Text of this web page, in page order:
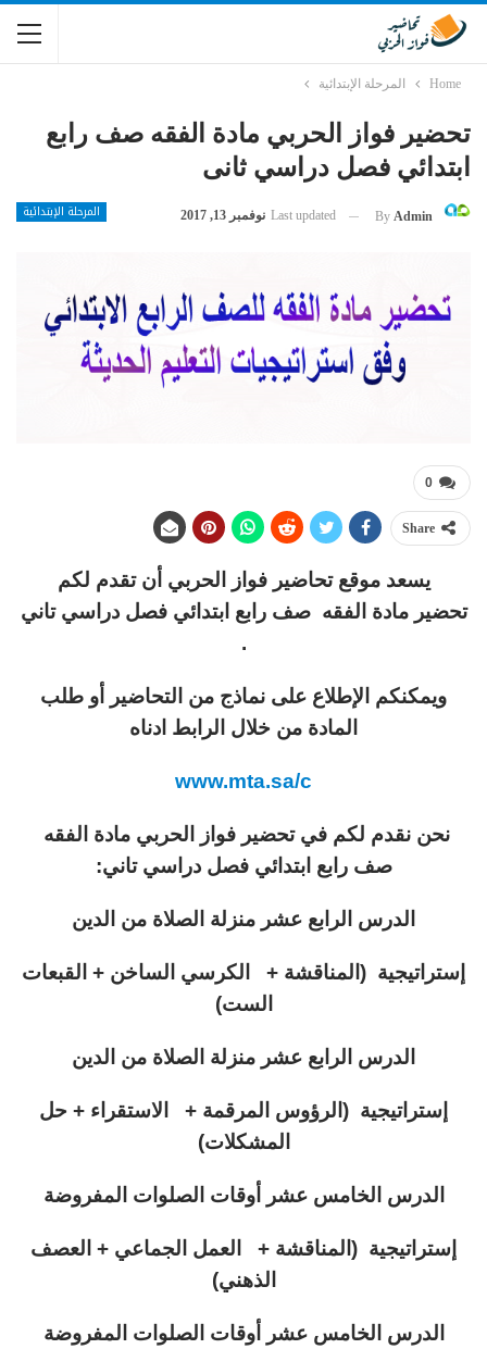
Home المرحلة الإبتدائية
تحضير فواز الحربي مادة الفقه صف رابع
ابتدائي فصل دراسي ثانى
المرحلة الإبتدائية By Admin
Last updated نوفمبر 13, 2017
0
Share
يسعد موقع تحاضير فواز الحربي أن تقدم لكم
تحضير مادة الفقه صف رابع ابتدائي فصل دراسي تاني
.
ويمكنكم الإطلاع على نماذج من التحاضير أو طلب
المادة من خلال الرابط ادناه
www.mta.sa/c
نحن نقدم لكم في تحضير فواز الحربي مادة الفقه
صف رابع ابتدائي فصل دراسي تاني:
الدرس الرابع عشر منزلة الصلاة من الدين
إستراتيجية (المناقشة + الكرسي الساخن + القبعات
الست)
الدرس الرابع عشر منزلة الصلاة من الدين
إستراتيجية (الرؤوس المرقمة + الاستقراء + حل
المشكلات)
الدرس الخامس عشر أوقات الصلوات المفروضة
إستراتيجية (المناقشة + العمل الجماعي + العصف
الذهني)
الدرس الخامس عشر أوقات الصلوات المفروضة